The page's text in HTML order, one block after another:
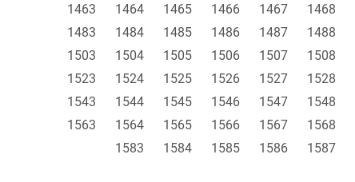
1463
1464 1465 1466 1467 1468
1483
1484 1485 1486 1487 1488
1503
1504 1505 1506 1507 1508
1523
1524 1525 1526 1527 1528
1543
1544 1545 1546 1547 1548
1563
1564 1565 1566 1567 1568
1583
1584 1585 1586 1587